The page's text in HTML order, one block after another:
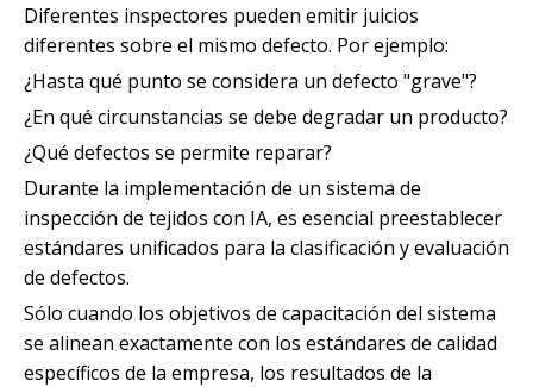
Diferentes inspectores pueden emitir juicios
diferentes sobre el mismo defecto. Por ejemplo:
¿Hasta qué punto se considera un defecto "grave"?
¿En qué circunstancias se debe degradar un producto?
¿Qué defectos se permite reparar?
Durante la implementación de un sistema de
inspección de tejidos con IA, es esencial preestablecer
estándares unificados para la clasificación y evaluación
de defectos.
Sólo cuando los objetivos de capacitación del sistema
se alinean exactamente con los estándares de calidad
específicos de la empresa, los resultados de la